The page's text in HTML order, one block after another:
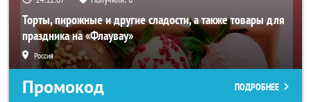
Торты, пирожные и другие сладости, а также товары для
праздника на «Флаувау»
Россия
Промокод ПОДРОБНЕЕ